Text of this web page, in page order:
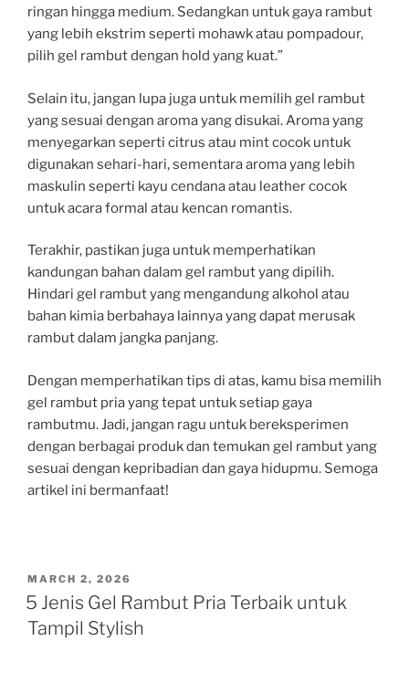
ringan hingga medium. Sedangkan untuk gaya rambut
yang lebih ekstrim seperti mohawk atau pompadour,
pilih gel rambut dengan hold yang kuat.”
Selain itu, jangan lupa juga untuk memilih gel rambut
yang sesuai dengan aroma yang disukai. Aroma yang
menyegarkan seperti citrus atau mint cocok untuk
digunakan sehari-hari, sementara aroma yang lebih
maskulin seperti kayu cendana atau leather cocok
untuk acara formal atau kencan romantis.
Terakhir, pastikan juga untuk memperhatikan
kandungan bahan dalam gel rambut yang dipilih.
Hindari gel rambut yang mengandung alkohol atau
bahan kimia berbahaya lainnya yang dapat merusak
rambut dalam jangka panjang.
Dengan memperhatikan tips di atas, kamu bisa memilih
gel rambut pria yang tepat untuk setiap gaya
rambutmu. Jadi, jangan ragu untuk bereksperimen
dengan berbagai produk dan temukan gel rambut yang
sesuai dengan kepribadian dan gaya hidupmu. Semoga
artikel ini bermanfaat!
POSTED
ON
MARCH 2, 2026
5 Jenis Gel Rambut Pria Terbaik untuk
Tampil Stylish